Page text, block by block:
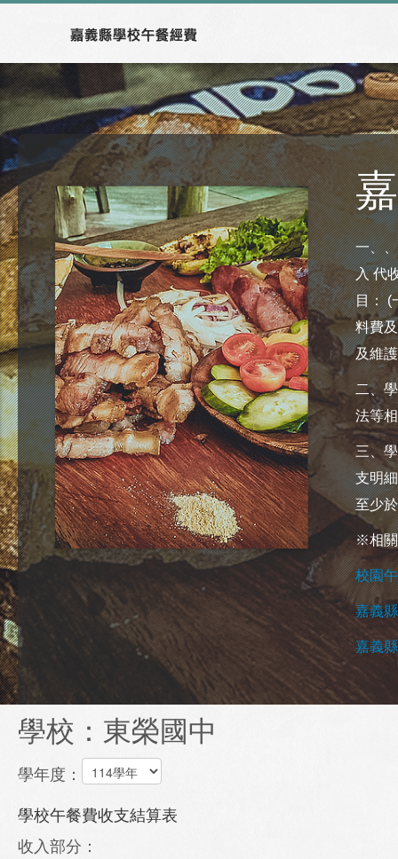
一、
入 代
目： (
料費
及維
二、
法等
三、
支明
至少
※相關
校園
嘉義
嘉義
學校：東榮國中
學年度：
學校午餐費收支結算表
收入部分：